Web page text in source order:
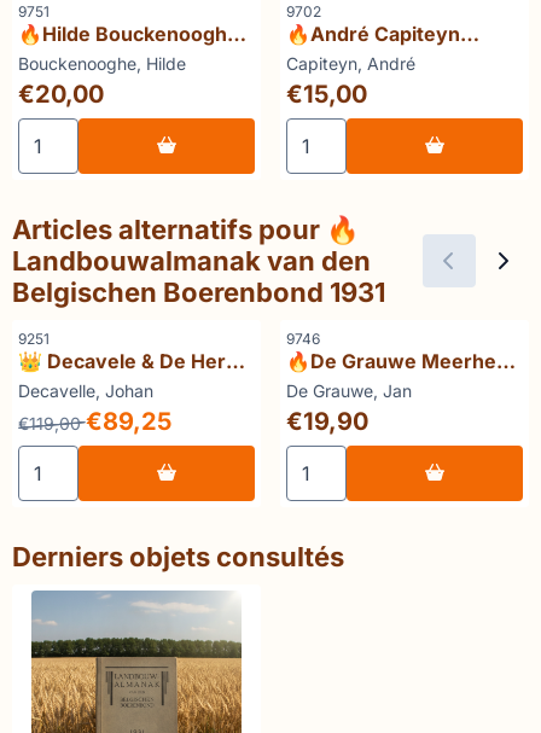
Référence
9751
🔥Hilde Bouckenooghe
Meisjesopvoeding en
sekseongelijkheid
Marque :
Bouckenooghe, Hilde
Prix: 20,00
€20,00
Choisir la quantité pour 🔥Hilde Bouckenooghe
Référence
9702
🔥André Capiteyn
Gentse torens achter
rook van schoorstenen.
Gent in de periode 1860-
1895
Marque :
Capiteyn, André
Prix: 15,00
€15,00
Choisir la quantité pour
Articles alternatifs pour 🔥
Landbouwalmanak van den
Belgischen Boerenbond 1931
Référence
9251
👑 Decavele & De Herdt
Gent op de wateren en
naar de zee
Marque :
Decavelle, Johan
Par119,00 pour 89,25
€119,00€89,25
Choisir la quantité pour 👑 Decavele &amp; De Herdt
Référence
9746
🔥De Grauwe Meerhem
toen en nu (gesigneerd
met opdracht)
Marque :
De Grauwe, Jan
Prix: 19,90
€19,90
Choisir la quantité pour
Derniers objets consultés